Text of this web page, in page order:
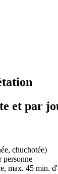
et par
chuchotée)
personne
max. 45 min.